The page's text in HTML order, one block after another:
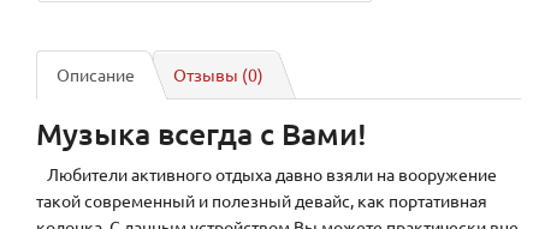
Описание Отзывы (0)
Музыка всегда с Вами!
Любители активного отдыха давно взяли на вооружение
такой современный и полезный девайс, как портативная